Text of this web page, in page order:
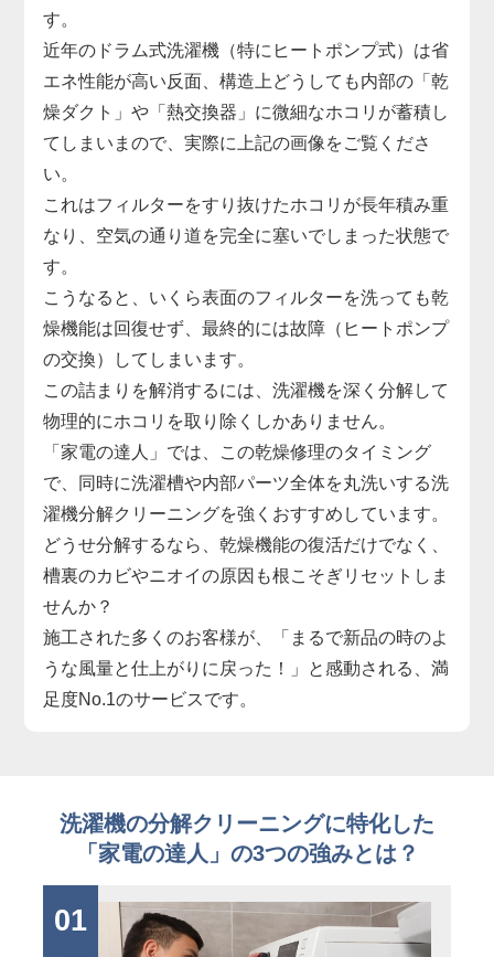
す。
近年のドラム式洗濯機（特にヒートポンプ式）は省
エネ性能が高い反面、構造上どうしても内部の「乾
燥ダクト」や「熱交換器」に微細なホコリが蓄積し
てしまいまので、実際に上記の画像をご覧くださ
い。
これはフィルターをすり抜けたホコリが長年積み重
なり、空気の通り道を完全に塞いでしまった状態で
す。
こうなると、いくら表面のフィルターを洗っても乾
燥機能は回復せず、最終的には故障（ヒートポンプ
の交換）してしまいます。
この詰まりを解消するには、洗濯機を深く分解して
物理的にホコリを取り除くしかありません。
「家電の達人」では、この乾燥修理のタイミング
で、同時に洗濯槽や内部パーツ全体を丸洗いする洗
濯機分解クリーニングを強くおすすめしています。
どうせ分解するなら、乾燥機能の復活だけでなく、
槽裏のカビやニオイの原因も根こそぎリセットしま
せんか？
施工された多くのお客様が、「まるで新品の時のよ
うな風量と仕上がりに戻った！」と感動される、満
足度No.1のサービスです。
洗濯機の分解クリーニングに特化した
「家電の達人」の3つの強みとは？
01